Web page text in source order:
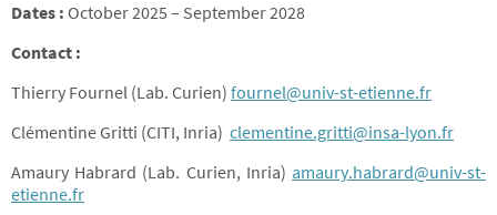
Dates : October 2025 – September 2028
Contact :
Thierry Fournel (Lab. Curien) fournel@univ-st-etienne.fr
Clémentine Gritti (CITI, Inria) clementine.gritti@insa-lyon.fr
Amaury Habrard (Lab. Curien, Inria) amaury.habrard@univ-st-
etienne.fr